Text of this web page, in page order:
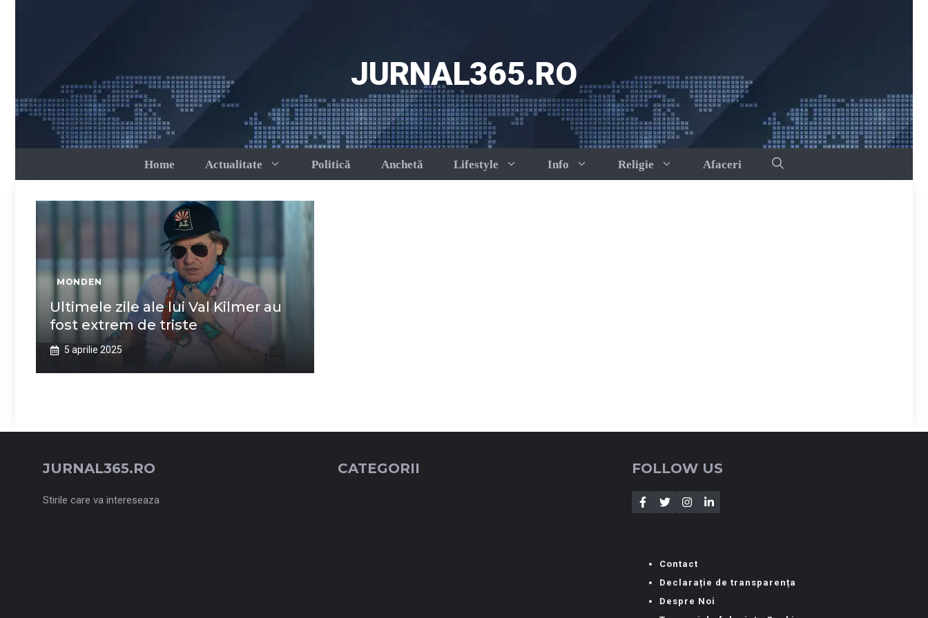
JURNAL365.RO
Home Actualitate Politică Anchetă Lifestyle Info Religie Afaceri
MONDEN
Ultimele zile ale lui Val Kilmer au
fost extrem de triste
5 aprilie 2025
JURNAL365.RO
Stirile care va intereseaza
CATEGORII FOLLOW US
Contact
Declarație de transparența
Despre Noi